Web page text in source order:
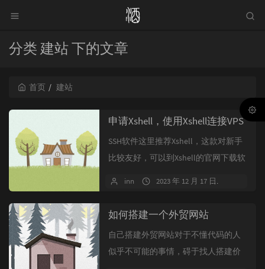
分类 建站 下的文章
首页 建站
申请Xshell，使用Xshell连接VPS
SSH软件这里推荐Xshell，这款对新手
比较友好，可以到Xshell的官网下载软
inn 2023 年 12 月 17 日
如何搭建一个外贸网站
自己搭建外贸网站对于不懂代码的人
似乎不可能的事情，碍于找人搭建价